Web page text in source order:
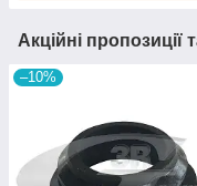
Акційні пропозиції
–10%